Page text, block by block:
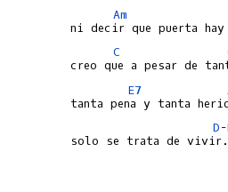
Am
C
E7
D-
solo se trata de vivir.